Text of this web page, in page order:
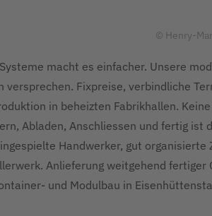
© Henry-
macht es einfacher. Unsere
Fixpreise, verbindliche
in beheizten Fabrikhallen.
Abladen, Anschliessen und fertig ist
Handwerker, gut organisierte
Anlieferung weitgehend fertiger
und Modulbau in